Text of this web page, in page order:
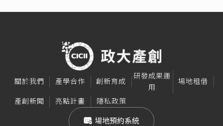
關於我們 產學合作 創新育成
研發成果運
用
場地租借
產創新聞 亮點計畫 隱私政策
場地預約系統